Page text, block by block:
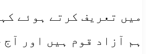
میں تعریف کرتے ہوئے
ہم آزاد قوم ہیں اور آج